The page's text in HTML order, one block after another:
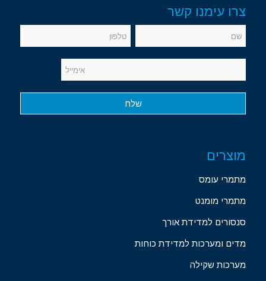
צרו עימנו קשר
מוצרים
מתמרי עומס
מתמרי מומנט
סנסורים למדידת אורך
מדים ומערכות למדידת כוחות
מערכות שקילה